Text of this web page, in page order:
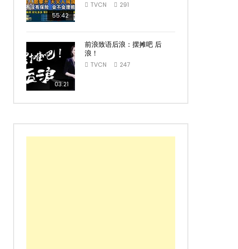
55:42
TVCN 291
03:21
前浪致语后浪：摆摊吧 后
浪！
TVCN 247